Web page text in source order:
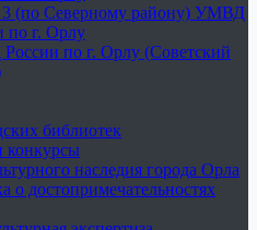
(по Северному району) УМВД
по г. Орлу
по г. Орлу (Советский
библиотек
конкурсы
наследия города Орла
о достопримечательностях